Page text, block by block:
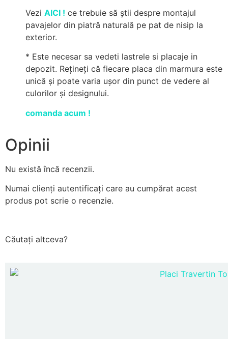
Vezi AICI ! ce trebuie să știi despre montajul
pavajelor din piatră naturală pe pat de nisip la
exterior.
* Este necesar sa vedeti lastrele si placaje in
depozit. Rețineți că fiecare placa din marmura este
unică și poate varia ușor din punct de vedere al
culorilor și designului.
comanda acum !
Opinii
Nu există încă recenzii.
Numai clienți autentificați care au cumpărat acest
produs pot scrie o recenzie.
Căutați altceva?